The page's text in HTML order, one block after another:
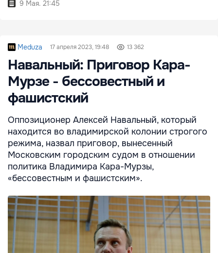
9 Мая. 21:45
Meduza 17 апреля 2023, 19:48 13 362
Навальный: Приговор Кара-
Мурзе - бессовестный и
фашистский
Оппозиционер Алексей Навальный, который
находится во владимирской колонии строгого
режима, назвал приговор, вынесенный
Московским городским судом в отношении
политика Владимира Кара-Мурзы,
«бессовестным и фашистским».